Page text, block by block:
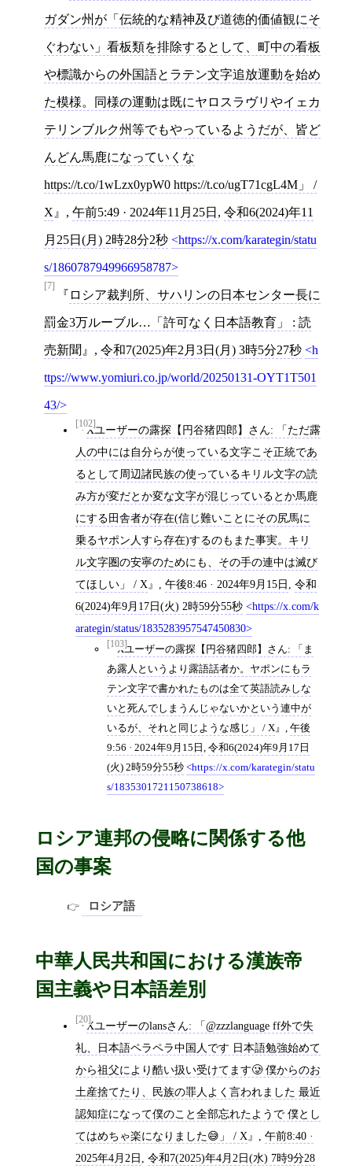
ガダン州が「伝統的な精神及び道徳的価値観にそ
ぐわない」看板類を排除するとして、町中の看板
や標識からの外国語とラテン文字追放運動を始め
た模様。同様の運動は既にヤロスラヴリやイェカ
テリンブルク州等でもやっているようだが、皆ど
んどん馬鹿になっていくな
https://t.co/1wLzx0ypW0 https://t.co/ugT71cgL4M」 /
X , 午前5:49 · 2024年11月25日 , 令和6(2024)年11
月25日(月) 2時28分2秒 https://x.com/karategin/statu
s/1860787949966958787
[7]
ロシア裁判所、サハリンの日本センター長に
罰金3万ルーブル…「許可なく日本語教育」 : 読
売新聞 , 令和7(2025)年2月3日(月) 3時5分27秒 h
ttps://www.yomiuri.co.jp/world/20250131-OYT1T501
43/
[102]Xユーザーの露探【円谷猪四郎】さん: 「ただ露
人の中には自分らが使っている文字こそ正統であ
るとして周辺諸民族の使っているキリル文字の読
み方が変だとか変な文字が混じっているとか馬鹿
にする田舎者が存在(信じ難いことにその尻馬に
乗るヤポン人すら存在)するのもまた事実。キリ
ル文字圏の安寧のためにも、その手の連中は滅び
てほしい」 / X
, 午後8:46 · 2024年9月15日, 令和
6(2024)年9月17日(火) 2時59分55秒
https://x.com/k
arategin/status/1835283957547450830
[103]Xユーザーの露探【円谷猪四郎】さん: 「ま
あ露人というより露語話者か。ヤポンにもラ
テン文字で書かれたものは全て英語読みしな
いと死んでしまうんじゃないかという連中が
いるが、それと同じような感じ」 / X
, 午後
9:56 · 2024年9月15日 , 令和6(2024)年9月17日
(火) 2時59分55秒
https://x.com/karategin/statu
s/1835301721150738618
ロシア連邦の侵略に関係する他
国の事案
ロシア語
中華人民共和国における漢族帝
国主義や日本語差別
[20]Xユーザーのlansさん: 「@zzzlanguage ff外で失
礼、日本語ペラペラ中国人です 日本語勉強始めて
から祖父により酷い扱い受けてます🥲 僕からのお
土産捨てたり、民族の罪人よく言われました 最近
認知症になって僕のこと全部忘れたようで 僕とし
てはめちゃ楽になりました😅」 / X
午前8:40 ·
2025年4月2日
令和7(2025)年4月2日(水) 7時9分28